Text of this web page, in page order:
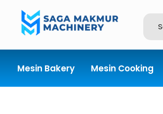
Mesin Bakery Mesin Cooking